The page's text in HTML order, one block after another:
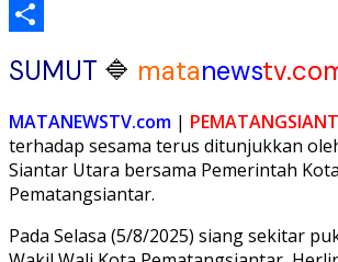
Telegram
SUMUT 🔷 matanews
MATANEWSTV.com |
terhadap sesama terus ditunjukkan
Siantar Utara bersama Pemerintah Kota
Pematangsiantar.
Pada Selasa (5/8/2025) siang sekitar